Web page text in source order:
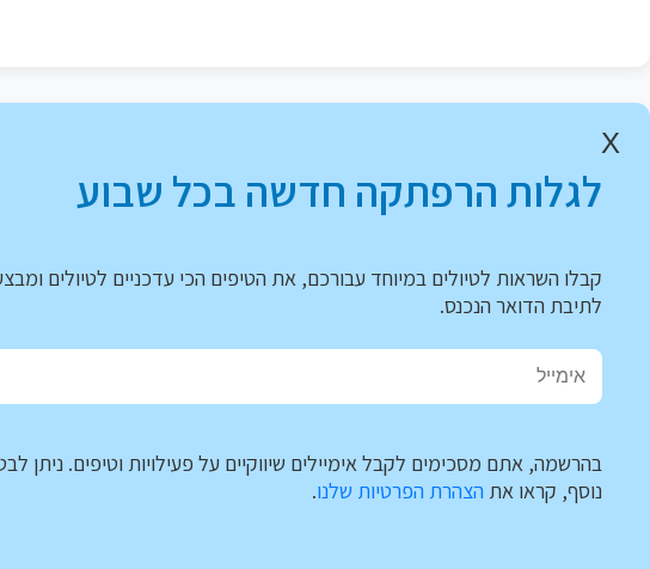
X
לגלות הרפתקה חדשה בכל שבוע
קבלו השראות לטיולים במיוחד עבורכם, את הטיפים הכי עדכניים לטיולים
לתיבת הדואר הנכנס.
בהרשמה, אתם מסכימים לקבל אימיילים שיווקיים על פעילויות וטיפים. ניתן
נוסף, קראו את הצהרת הפרטיות שלנו.